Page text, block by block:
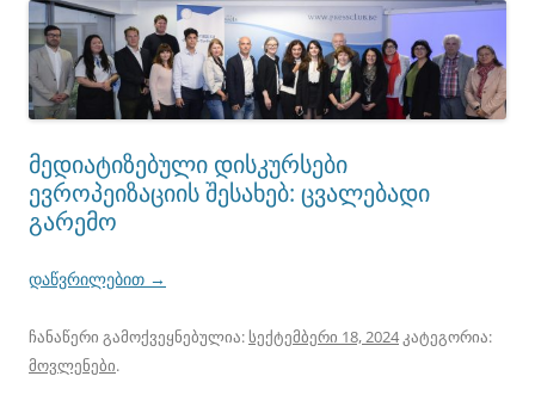
მედიატიზებული დისკურსები
ევროპეიზაციის შესახებ: ცვალებადი
გარემო
დაწვრილებით →
ჩანაწერი გამოქვეყნებულია:სექტემბერი 18, 2024კატეგორია:
მოვლენები.